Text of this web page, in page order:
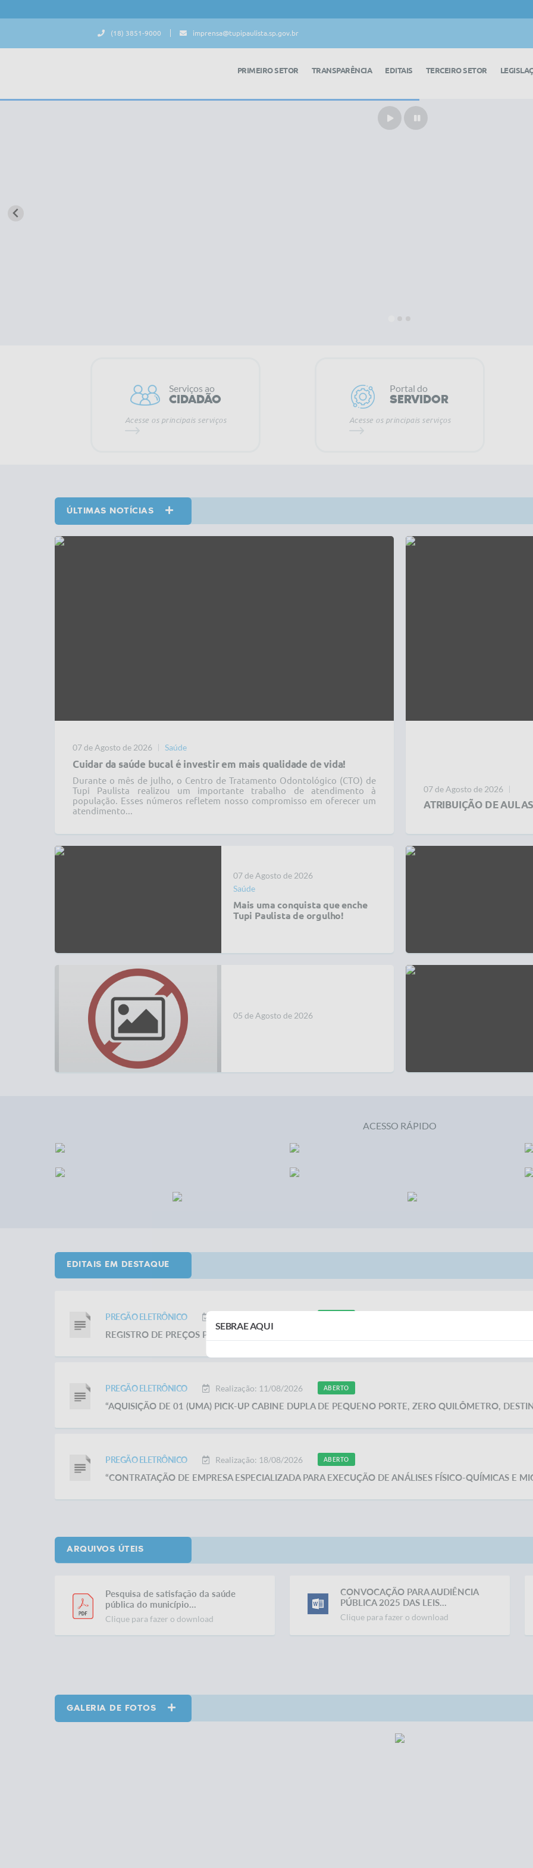
(18) 3851-9000 imprensa@tupipaulista.sp.gov.br
PRIMEIRO SETOR TRANSPARÊNCIA EDITAIS TERCEIRO SETOR
Serviços ao
CIDADÃO
Acesse os principais serviços
Portal do
SERVIDOR
Acesse os principais serviços
ÚLTIMAS NOTÍCIASVER MAIS
07 de Agosto de 2026 Saúde
Cuidar da saúde bucal é investir em mais qualidade de vida!
Durante o mês de julho, o Centro de Tratamento Odontológico (CTO) de
Tupi Paulista realizou um importante trabalho de atendimento à
população. Esses números refletem nosso compromisso em oferecer um
atendimento...
07 de Agosto de 2026
ATRIBUIÇÃO DE
07 de Agosto de 2026
Saúde
Mais uma conquista que enche
Tupi Paulista de orgulho!
05 de Agosto de 2026
ACESSO RÁPIDO
EDITAIS EM DESTAQUE
PREGÃO ELETRÔNICO
REGISTRO DE PREÇOS PARA AQUISIÇÃO DE MATERIAL PARA CONSTRUÇÃO – PISOS E
PREGÃO ELETRÔNICO Realização: 11/08/2026 ABERTO
“AQUISIÇÃO DE 01 (UMA) PICK-UP CABINE DUPLA DE PEQUENO PORTE, ZERO QUILÔMETRO,
PREGÃO ELETRÔNICO Realização: 18/08/2026 ABERTO
“CONTRATAÇÃO DE EMPRESA ESPECIALIZADA PARA EXECUÇÃO DE ANÁLISES FÍSICO-QUÍMICAS E
ARQUIVOS ÚTEIS
Pesquisa de satisfação da saúde
pública do município...
Clique para fazer o download
CONVOCAÇÃO PARA AUDIÊNCIA
PÚBLICA 2025 DAS LEIS...
Clique para fazer o download
GALERIA DE FOTOSVER MAIS